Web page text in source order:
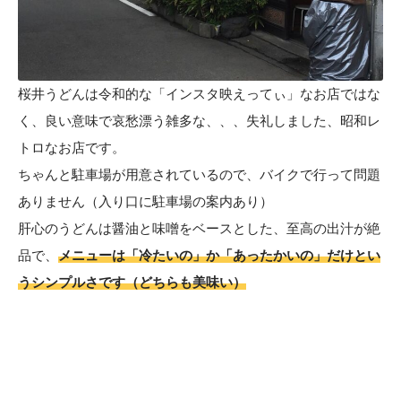
桜井うどんは令和的な「インスタ映えってぃ」なお店ではな
く、良い意味で哀愁漂う雑多な、、、失礼しました、昭和レ
トロなお店です。
ちゃんと駐車場が用意されているので、バイクで行って問題
ありません（入り口に駐車場の案内あり）
肝心のうどんは醤油と味噌をベースとした、至高の出汁が絶
品で、 メニューは「冷たいの」か「あったかいの」だけとい
うシンプルさです（どちらも美味い）